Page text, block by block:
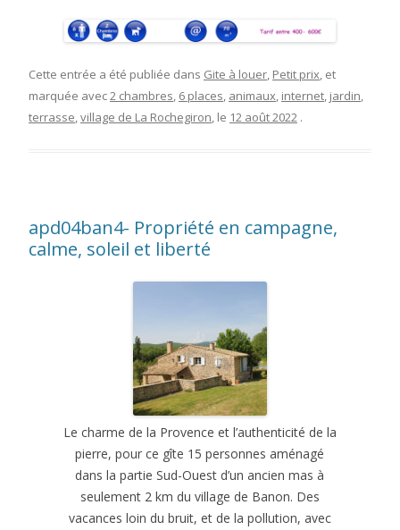
Cette entrée a été publiée dans Gite à louer, Petit prix, et
marquée avec2 chambres, 6 places, animaux, internet, jardin,
terrasse,village de La Rochegiron, le 12 août 2022 .
apd04ban4- Propriété en campagne,
calme, soleil et liberté
Le charme de la Provence et l’authenticité de la
pierre, pour ce gîte 15 personnes aménagé
dans la partie Sud-Ouest d’un ancien mas à
seulement 2 km du village de Banon. Des
vacances loin du bruit, et de la pollution, avec